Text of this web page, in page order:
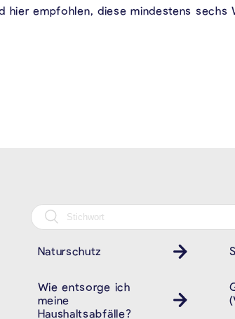
empfohlen, diese mindestens sechs
Naturschutz
Wie entsorge ich
meine
Haushaltsabfälle?
Müll